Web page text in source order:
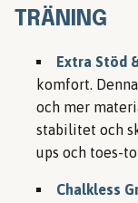
TRÄNING
Extra Stöd
komfort.
och mer
stabilitet och
ups och toes-
Chalkless